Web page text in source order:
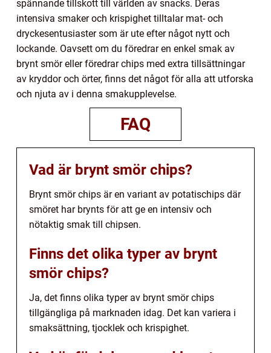
spännande tillskott till världen av snacks. Deras
intensiva smaker och krispighet tilltalar mat- och
dryckesentusiaster som är ute efter något nytt och
lockande. Oavsett om du föredrar en enkel smak av
brynt smör eller föredrar chips med extra tillsättningar
av kryddor och örter, finns det något för alla att utforska
och njuta av i denna smakupplevelse.
FAQ
Vad är brynt smör chips?
Brynt smör chips är en variant av potatischips där
smöret har brynts för att ge en intensiv och
nötaktig smak till chipsen.
Finns det olika typer av brynt
smör chips?
Ja, det finns olika typer av brynt smör chips
tillgängliga på marknaden idag. Det kan variera i
smaksättning, tjocklek och krispighet.